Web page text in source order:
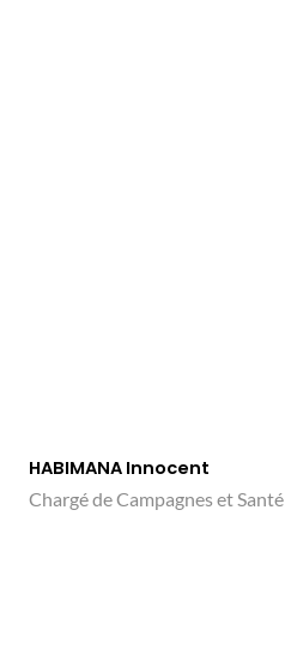
HABIMANA Innocent
Chargé de Campagnes et Santé